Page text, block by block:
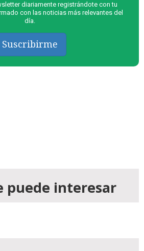
diariamente registrándote con tu
con las noticias más relevantes del
día.
Suscribirme
puede interesar